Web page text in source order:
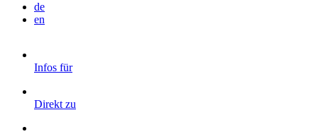
de
en
Infos für
Direkt zu